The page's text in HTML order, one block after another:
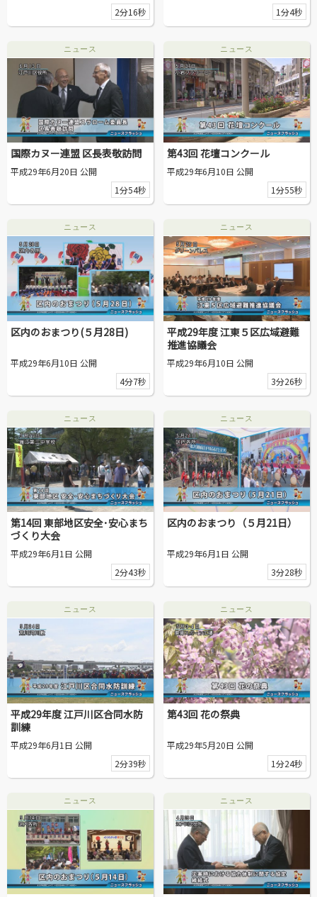
Everyone's SDGs ～17のゴールを目指して～
ふるさと散歩
Others
動画を探す
2分16秒
1分4秒
ニュース
国際カヌー連盟 区長表敬訪問
平成29年6月20日 公開
1分54秒
ニュース
第43回 花壇コンクール
平成29年6月10日 公開
1分55秒
ニュース
区内のおまつり(５月28日)
平成29年6月10日 公開
4分7秒
ニュース
平成29年度 江東５区広域避難
推進協議会
平成29年6月10日 公開
3分26秒
ニュース
第14回 東部地区安全･安心まち
づくり大会
平成29年6月1日 公開
2分43秒
ニュース
区内のおまつり（５月21日）
平成29年6月1日 公開
3分28秒
ニュース
平成29年度 江戸川区合同水防
訓練
平成29年6月1日 公開
2分39秒
ニュース
第43回 花の祭典
平成29年5月20日 公開
1分24秒
ニュース ニュース